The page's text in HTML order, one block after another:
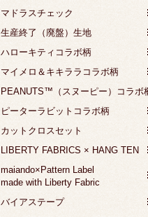
マドラスチェック
生産終了（廃盤）生地
ハローキティコラボ柄
マイメロ＆キキララコラボ柄
PEANUTS™（スヌーピー）コラボ
ピーターラビットコラボ柄
カットクロスセット
LIBERTY FABRICS × HANG TEN
maiando×Pattern Label
made with Liberty Fabric
バイアステープ